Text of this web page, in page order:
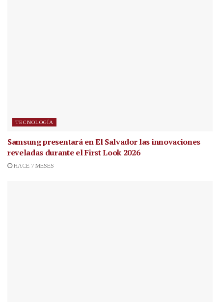
TECNOLOGÍA
Samsung presentará en El Salvador las innovaciones
reveladas durante el First Look 2026
HACE 7 MESES